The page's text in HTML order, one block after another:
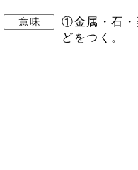
①金属・石・
どをつく。